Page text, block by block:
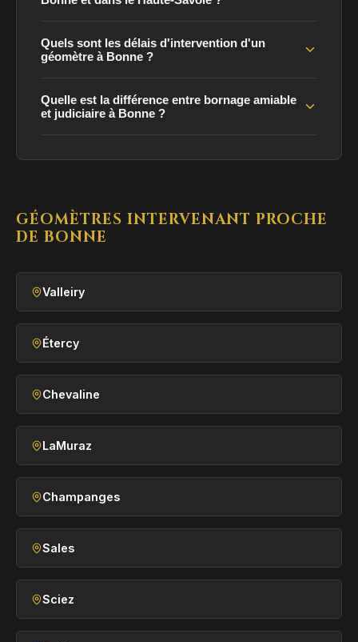
Quels sont les délais d'intervention d'un
géomètre à Bonne ?
Quelle est la différence entre bornage amiable
et judiciaire à Bonne ?
GÉOMÈTRES INTERVENANT PROCHE
DE BONNE
Valleiry
Étercy
Chevaline
LaMuraz
Champanges
Sales
Sciez